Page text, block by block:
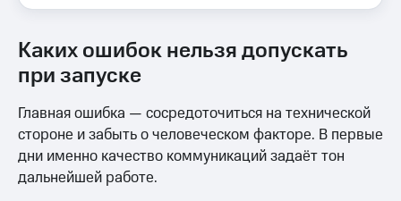
Каких ошибок нельзя допускать
при запуске
Главная ошибка — сосредоточиться на технической
стороне и забыть о человеческом факторе. В первые
дни именно качество коммуникаций задаёт тон
дальнейшей работе.